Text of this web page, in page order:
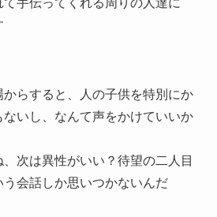
手伝ってくれる周りの人達に
からすると、人の子供を特別にか
いし、なんて声をかけていいか
次は異性がいい？待望の二人目
会話しか思いつかないんだ